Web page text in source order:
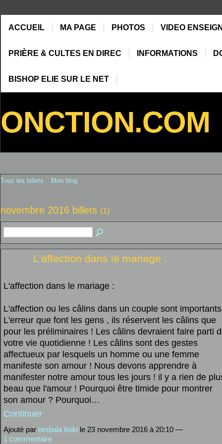
ACCUEIL MA PAGE PHOTOS VIDEO
PRIÈRE & CULTES EN DIREC INFORMATIONS
BISHOP ELIE SUR LE NET
ONCTION.COM
Tous les billets Mon blog
novembre 2016 billets (1)
L'affection dans le mariage :
L'affection dans le mariage :
L'affection ou les câlins dans un couple sont
L'erreur que font les gens , ils réservent les câlins que
pour les préliminaires ! Les câlins devraient faire parti
votre vie quotidienne ! Les câlins sont des gestes
affectueux par lesquels un homme ou une femme
manifeste son amour ! Nous devons apprendre à
manifester notre amour tous les jours ! il y a rien de
beau que l'amour ! Pourquoi être timide pour montrer
son amour ? Pourquoi…
Continuer
Ajouté par ombala lisiki le 23 novembre 2016 à 20:10 —
1 commentaire